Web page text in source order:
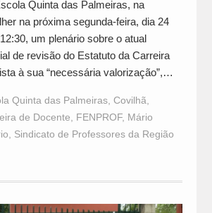
Quinta das Palmeiras, na
na próxima segunda-feira, dia 24
um plenário sobre o atual
de revisão do Estatuto da Carreira
à sua “necessária valorização”,…
Quinta das Palmeiras, Covilhã,
de Docente, FENPROF, Mário
, Sindicato de Professores da Região